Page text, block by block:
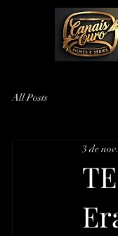
All Posts
3 de